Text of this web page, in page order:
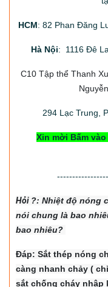
HCM: 82 Phan Đăng
Hà Nội: 1116 Đê
C10 Tập thể Thanh
294Lạc Trung,
Xin mời Bấm
Hỏi ?: Nhiệt độ nóng
nói chung là bao
bao nhiêu?
Đáp: Sắt thép nóng
càng nhanh chảy (
sắt chống cháy nhập